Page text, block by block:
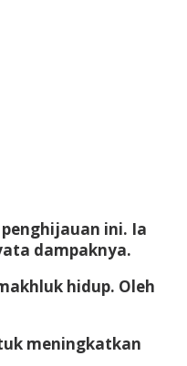
ini. Ia
dampaknya.
hidup. Oleh
meningkatkan